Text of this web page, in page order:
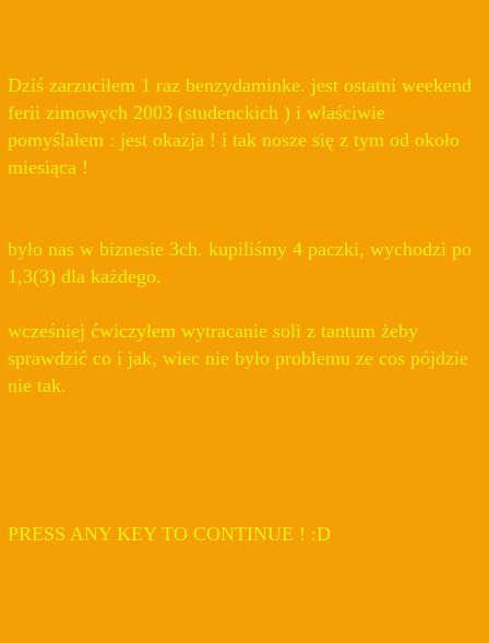
Dziś zarzuciłem 1 raz benzydaminke. jest ostatni weekend
ferii zimowych 2003 (studenckich ) i właściwie
pomyślałem : jest okazja ! i tak nosze się z tym od około
miesiąca !
było nas w biznesie 3ch. kupiliśmy 4 paczki, wychodzi po
1,3(3) dla każdego.
wcześniej ćwiczyłem wytracanie soli z tantum żeby
sprawdzić co i jak, wiec nie było problemu ze cos pójdzie
nie tak.
PRESS ANY KEY TO CONTINUE ! :D